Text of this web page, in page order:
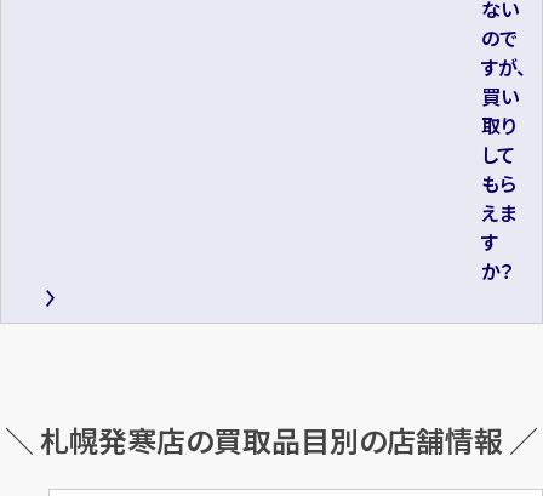
ない
ので
すが、
買い
取り
して
もら
えま
す
か？
＼ 札幌発寒店の買取品目別の店舗情報 ／